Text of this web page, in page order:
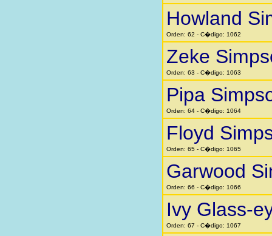
Howland
Orden: 62 - C�digo: 1062
Zeke
Orden: 63 - C�digo: 1063
Pipa
Orden: 64 - C�digo: 1064
Floyd
Orden: 65 - C�digo: 1065
Garwood
Orden: 66 - C�digo: 1066
Ivy Glass-
Orden: 67 - C�digo: 1067